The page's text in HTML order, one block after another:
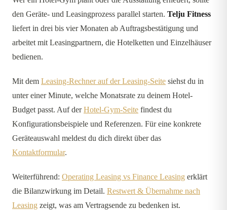
den Geräte- und Leasingprozess parallel starten. Telju Fitness
liefert in drei bis vier Monaten ab Auftragsbestätigung und
arbeitet mit Leasingpartnern, die Hotelketten und Einzelhäuser
bedienen.
Mit dem Leasing-Rechner auf der Leasing-Seite siehst du in
unter einer Minute, welche Monatsrate zu deinem Hotel-
Budget passt. Auf derHotel-Gym-Seite findest du
Konfigurationsbeispiele und Referenzen. Für eine konkrete
Geräteauswahl meldest du dich direkt über das
Kontaktformular.
Weiterführend: Operating Leasing vs Finance Leasing erklärt
die Bilanzwirkung im Detail. Restwert & Übernahme nach
Leasing zeigt, was am Vertragsende zu bedenken ist.